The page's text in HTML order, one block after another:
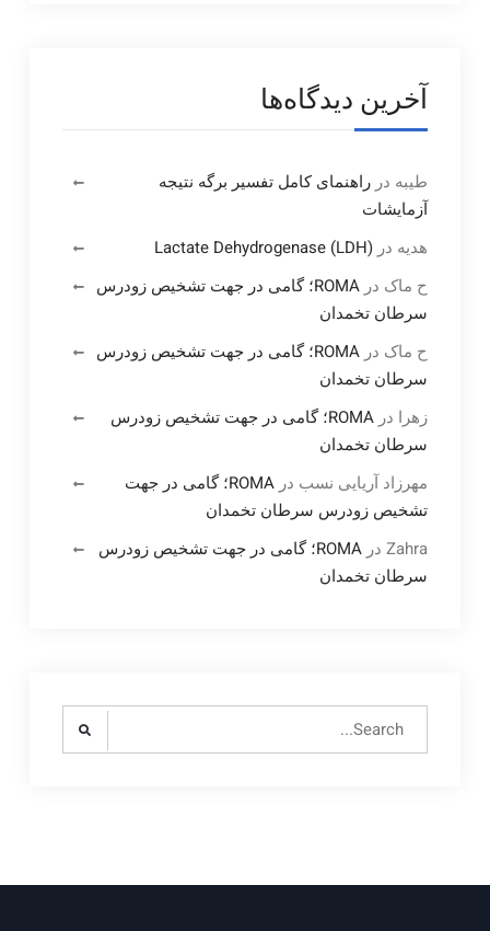
آخرین دیدگاه‌ها
طیبه در راهنمای کامل تفسیر برگه نتیجه
آزمایشات
هدیه در Lactate Dehydrogenase (LDH)
ح ماک در
ROMA؛ گامی در جهت تشخیص زودرس
سرطان تخمدان
ح ماک در
ROMA؛ گامی در جهت تشخیص زودرس
سرطان تخمدان
زهرا در
ROMA؛ گامی در جهت تشخیص زودرس
سرطان تخمدان
مهرزاد آریایی نسب در
ROMA؛ گامی در جهت
تشخیص زودرس سرطان تخمدان
Zahraدر
ROMA؛ گامی در جهت تشخیص زودرس
سرطان تخمدان
Search